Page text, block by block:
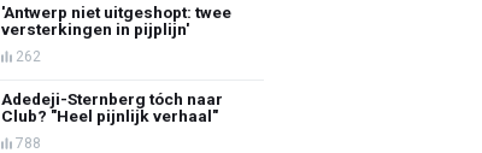
'Antwerp niet uitgeshopt: twee
versterkingen in pijplijn'
262
Adedeji-Sternberg tóch naar
Club? "Heel pijnlijk verhaal"
788